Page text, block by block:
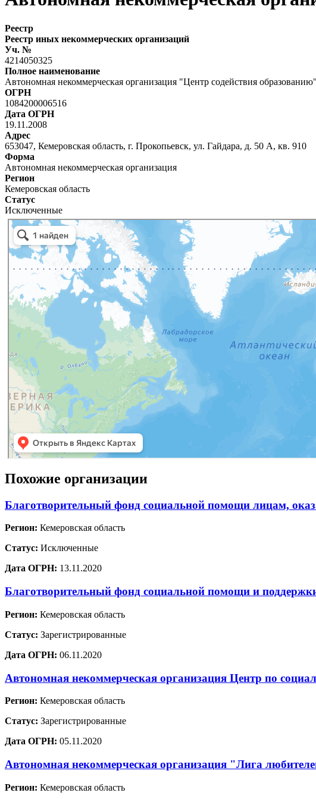
Реестр
Реестр иных некоммерческих организаций
Уч. №
4214050325
Полное наименование
Автономная некоммерческая организация "Центр содействия образованию"
ОГРН
1084200006516
Дата ОГРН
19.11.2008
Адрес
653047, Кемеровская область, г. Прокопьевск, ул. Гайдара, д. 50 А, кв. 910
Форма
Автономная некоммерческая организация
Регион
Кемеровская область
Статус
Исключенные
Похожие организации
Благотворительный фонд социальной помощи лицам,
Регион: Кемеровская область
Статус: Исключенные
Дата ОГРН: 13.11.2020
Благотворительный фонд социальной помощи и
Регион: Кемеровская область
Статус: Зарегистрированные
Дата ОГРН: 06.11.2020
Автономная некоммерческая организация Центр по
Регион: Кемеровская область
Статус: Зарегистрированные
Дата ОГРН: 05.11.2020
Автономная некоммерческая организация "Лига
Регион: Кемеровская область